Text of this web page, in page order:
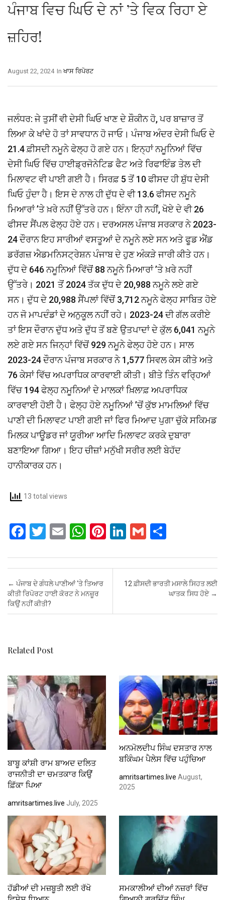
ਪੰਜਾਬ ਵਿਚ ਘਿਓ ਦੇ ਨਾਂ ’ਤੇ ਵਿਕ ਰਿਹਾ ਏ
ਜ਼ਹਿਰ!
In ਖਾਸ ਰਿਪੋਰਟ
August 22, 2024
ਜਲੰਧਰ: ਜੇ ਤੁਸੀਂ ਵੀ ਦੇਸੀ ਘਿਓ ਖਾਣ ਦੇ ਸ਼ੌਕੀਨ ਹੋ, ਪਰ ਬਾਜ਼ਾਰ ਤੋਂ
ਲਿਆ ਕੇ ਖਾਂਦੇ ਹੋ ਤਾਂ ਸਾਵਧਾਨ ਹੋ ਜਾਓ। ਪੰਜਾਬ ਅੰਦਰ ਦੇਸੀ ਘਿਓ ਦੇ
21.4 ਫ਼ੀਸਦੀ ਨਮੂਨੇ ਫੇਲ੍ਹ ਹੋ ਗਏ ਹਨ। ਇਨ੍ਹਾਂ ਨਮੂਨਿਆਂ ਵਿੱਚ
ਦੇਸੀ ਘਿਓ ਵਿੱਚ ਹਾਈਡ੍ਰਜੋਨੇਟਿਡ ਫੈਟ ਅਤੇ ਰਿਫਾਇੰਡ ਤੇਲ ਦੀ
ਮਿਲਾਵਟ ਵੀ ਪਾਈ ਗਈ ਹੈ। ਸਿਰਫ਼ 5 ਤੋਂ 10 ਫੀਸਦ ਹੀ ਸ਼ੁੱਧ ਦੇਸੀ
ਘਿਓ ਹੁੰਦਾ ਹੈ। ਇਸ ਦੇ ਨਾਲ ਹੀ ਦੁੱਧ ਦੇ ਵੀ 13.6 ਫੀਸਦ ਨਮੂਨੇ
ਮਿਆਰਾਂ ’ਤੇ ਖ਼ਰੇ ਨਹੀਂ ਉੱਤਰੇ ਹਨ। ਇੰਨਾ ਹੀ ਨਹੀਂ, ਖੋਏ ਦੇ ਵੀ 26
ਫੀਸਦ ਸੈਂਪਲ ਫੇਲ੍ਹ ਹੋਏ ਹਨ। ਦਰਅਸਲ ਪੰਜਾਬ ਸਰਕਾਰ ਨੇ 2023-
24 ਦੌਰਾਨ ਇਹ ਸਾਰੀਆਂ ਵਸਤੂਆਂ ਦੇ ਨਮੂਨੇ ਲਏ ਸਨ ਅਤੇ ਫੂਡ ਐਂਡ
ਡਰੱਗਜ਼ ਐਡਮਨਿਸਟ੍ਰੇਸ਼ਨ ਪੰਜਾਬ ਦੇ ਹੁਣ ਅੰਕੜੇ ਜਾਰੀ ਕੀਤੇ ਹਨ।
ਦੁੱਧ ਦੇ 646 ਨਮੂਨਿਆਂ ਵਿੱਚੋਂ 88 ਨਮੂਨੇ ਮਿਆਰਾਂ ’ਤੇ ਖ਼ਰੇ ਨਹੀਂ
ਉੱਤਰੇ। 2021 ਤੋਂ 2024 ਤੱਕ ਦੁੱਧ ਦੇ 20,988 ਨਮੂਨੇ ਲਏ ਗਏ
ਸਨ। ਦੁੱਧ ਦੇ 20,988 ਸੈਂਪਲਾਂ ਵਿੱਚੋਂ 3,712 ਨਮੂਨੇ ਫੇਲ੍ਹ ਸਾਬਿਤ ਹੋਏ
ਹਨ ਜੋ ਮਾਪਦੰਡਾਂ ਦੇ ਅਨੁਕੂਲ ਨਹੀਂ ਰਹੇ। 2023-24 ਦੀ ਗੱਲ ਕਰੀਏ
ਤਾਂ ਇਸ ਦੌਰਾਨ ਦੁੱਧ ਅਤੇ ਦੁੱਧ ਤੋਂ ਬਣੇ ਉਤਪਾਦਾਂ ਦੇ ਕੁੱਲ 6,041 ਨਮੂਨੇ
ਲਏ ਗਏ ਸਨ ਜਿਨ੍ਹਾਂ ਵਿੱਚੋਂ 929 ਨਮੂਨੇ ਫੇਲ੍ਹ ਹੋਏ ਹਨ। ਸਾਲ
2023-24 ਦੌਰਾਨ ਪੰਜਾਬ ਸਰਕਾਰ ਨੇ 1,577 ਸਿਵਲ ਕੇਸ ਕੀਤੇ ਅਤੇ
76 ਕੇਸਾਂ ਵਿੱਚ ਅਪਰਾਧਿਕ ਕਾਰਵਾਈ ਕੀਤੀ। ਬੀਤੇ ਤਿੰਨ ਵਰ੍ਹਿਆਂ
ਵਿੱਚ 194 ਫੇਲ੍ਹ ਨਮੂਨਿਆਂ ਦੇ ਮਾਲਕਾਂ ਖ਼ਿਲਾਫ਼ ਅਪਰਾਧਿਕ
ਕਾਰਵਾਈ ਹੋਈ ਹੈ। ਫੇਲ੍ਹ ਹੋਏ ਨਮੂਨਿਆਂ ’ਚੋਂ ਕੁੱਝ ਮਾਮਲਿਆਂ ਵਿੱਚ
ਪਾਣੀ ਦੀ ਮਿਲਾਵਟ ਪਾਈ ਗਈ ਜਾਂ ਫਿਰ ਮਿਆਦ ਪੁਗਾ ਚੁੱਕੇ ਸਕਿਮਡ
ਮਿਲਕ ਪਾਊਡਰ ਜਾਂ ਯੂਰੀਆ ਆਦਿ ਮਿਲਾਵਟ ਕਰਕੇ ਦੁਬਾਰਾ
ਬਣਾਇਆ ਗਿਆ। ਇਹ ਚੀਜ਼ਾਂ ਮਨੁੱਖੀ ਸਰੀਰ ਲਈ ਬੇਹੱਦ
ਹਾਨੀਕਾਰਕ ਹਨ।
13 total views
F
ce
b
o
o
T
tt
er
E
ail
W
at
s
A
p
Pi
er
Li
ke
dI
G
ail ar
e
Post navigation
← ਪੰਜਾਬ ਦੇ ਗੰਧਲੇ ਪਾਣੀਆਂ ‘ਤੇ ਤਿਆਰ
ਕੀਤੀ ਰਿਪੋਰਟ ਹਾਈ ਕੋਰਟ ਨੇ ਮਨਜ਼ੂਰ
ਕਿਉਂ ਨਹੀਂ ਕੀਤੀ?
12 ਫ਼ੀਸਦੀ ਭਾਰਤੀ ਮਸਾਲੇ ਸਿਹਤ ਲਈ
ਘਾਤਕ ਸਿਧ ਹੋਏ →
Related Post
ਬਾਬੂ ਕਾਂਸ਼ੀ ਰਾਮ ਬਾਅਦ ਦਲਿਤ
ਰਾਜਨੀਤੀ ਦਾ ਚਮਤਕਾਰ ਕਿਉਂ
ਫ਼ਿੱਕਾ ਪਿਆ
amritsartimes.live July, 2025
ਅਨਮੋਲਦੀਪ ਸਿੰਘ ਦਸਤਾਰ ਨਾਲ
ਬਕਿੰਘਮ ਪੈਲੇਸ ਵਿੱਚ ਪਹੁੰਚਿਆ
amritsartimes.live August,
2025
ਹੱਡੀਆਂ ਦੀ ਮਜ਼ਬੂਤੀ ਲਈ ਰੱਖੋ
ਸਮਕਾਲੀਆਂ ਦੀਆਂ ਨਜ਼ਰਾਂ ਵਿੱਚ